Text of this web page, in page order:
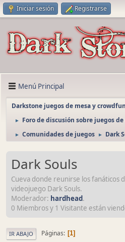
Iniciar sesión Registrarse
Menú Principal
Darkstone juegos de mesa y
► Foro de discusión sobre juegos de
► Comunidades de juegos ► Dark
Dark Souls
Cueva donde reunirse los fanáticos
videojuego Dark Souls.
Moderador: hardhead.
0 Miembros y 1 Visitante están
IR ABAJO Páginas 1